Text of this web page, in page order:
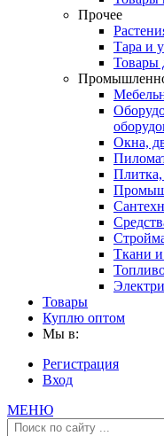
Прочее
Тара и
Товары
Окна,
Ткани
Товары
Куплю оптом
Мы в:
Регистрация
Вход
МЕНЮ